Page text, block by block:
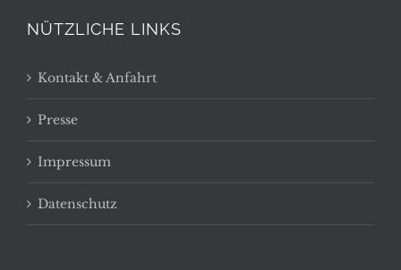
NÜTZLICHE LINKS
Kontakt & Anfahrt
Presse
Impressum
Datenschutz